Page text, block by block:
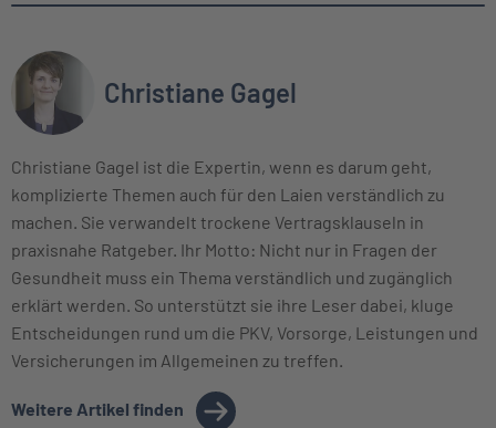
Christiane Gagel
Christiane Gagel ist die Expertin, wenn es darum geht,
komplizierte Themen auch für den Laien verständlich zu
machen. Sie verwandelt trockene Vertragsklauseln in
praxisnahe Ratgeber. Ihr Motto: Nicht nur in Fragen der
Gesundheit muss ein Thema verständlich und zugänglich
erklärt werden. So unterstützt sie ihre Leser dabei, kluge
Entscheidungen rund um die PKV, Vorsorge, Leistungen und
Versicherungen im Allgemeinen zu treffen.
Weitere Artikel finden